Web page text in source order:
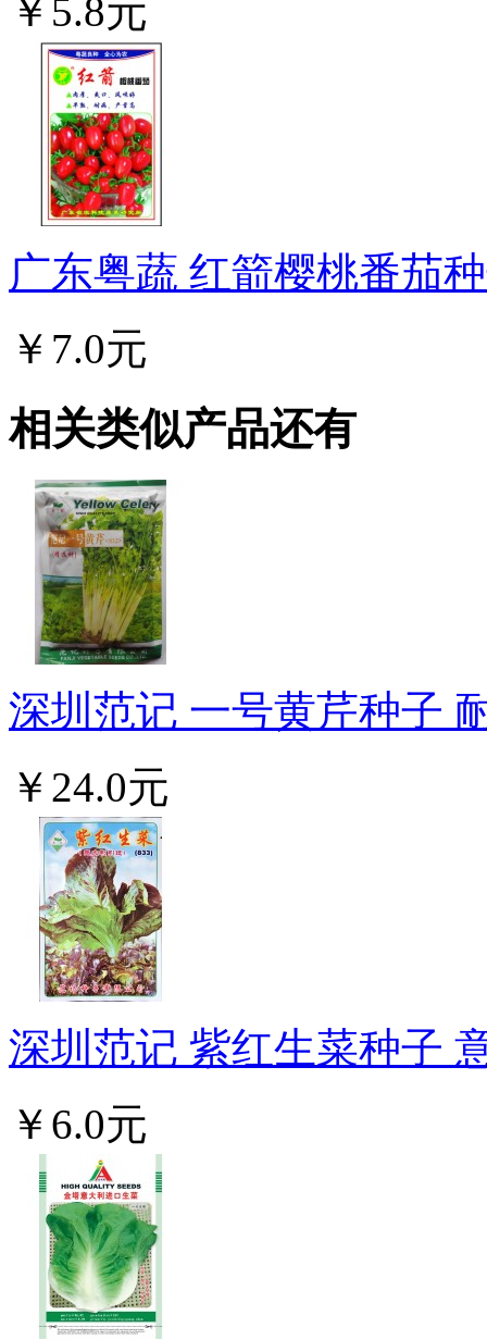
￥5.8元
广东粤蔬 红箭樱桃番茄
￥7.0元
相关类似产品还有
深圳范记 一号黄芹种子
￥24.0元
深圳范记 紫红生菜种子
￥6.0元